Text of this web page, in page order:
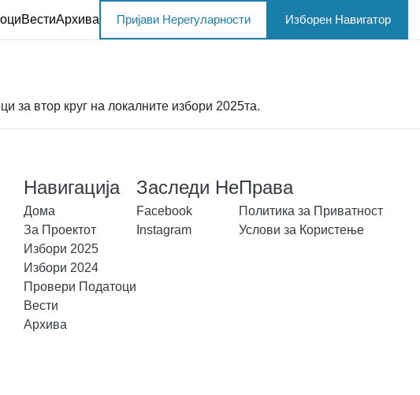
ВестиАрхива Пријави Нерегуларности Изборен Навигатор
за втор круг на локалните избори 2025та.
Навигација
Дома
За Проектот
Избори 2025
Избори 2024
Провери Податоци
Вести
Архива
Заследи Не
Facebook
Instagram
Права
Политика за Приватност
Услови за Користење